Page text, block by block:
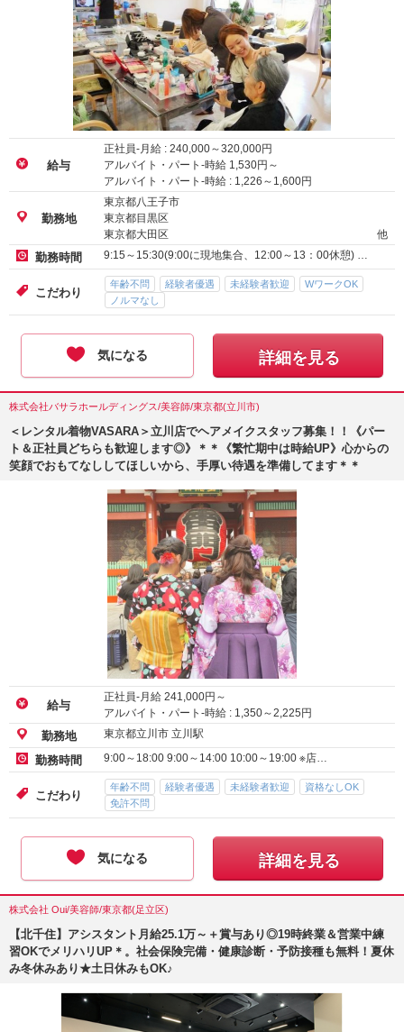
給与
正社員-月給 : 240,000～320,000円
アルバイト・パート-時給 1,530円～
アルバイト・パート-時給 : 1,226 ～ 1,600円
勤務地
東京都八王子市
東京都目黒区
東京都大田区
他
勤務時間 9:15～15:30(9:00に現地集合、12:00～13：00休憩) …
こだわり
年齢不問 経験者優遇 未経験者歓迎
WワークOK
ノルマなし
気になる 詳細を見る
株式会社バサラホールディングス/美容師/東京都(立川市)
＜レンタル着物VASARA＞立川店でヘアメイクスタッフ募集！！《パー
ト＆正社員どちらも歓迎します◎》＊＊《繁忙期中は時給UP》心からの
笑顔でおもてなししてほしいから、手厚い待遇を準備してます＊＊
給与
正社員-月給 241,000円～
アルバイト・パート-時給 : 1,350～2,225円
勤務地 東京都立川市 立川駅
勤務時間 9:00～18:00 9:00～14:00 10:00～19:00 ※店…
こだわり
年齢不問 経験者優遇 未経験者歓迎
資格なしOK
免許不問
気になる 詳細を見る
株式会社 Oui/美容師/東京都(足立区)
【北千住】アシスタント月給25.1万～＋賞与あり◎19時終業＆営業中練
習OKでメリハリUP＊。社会保険完備・健康診断・予防接種も無料！夏休
み冬休みあり★土日休みもOK♪